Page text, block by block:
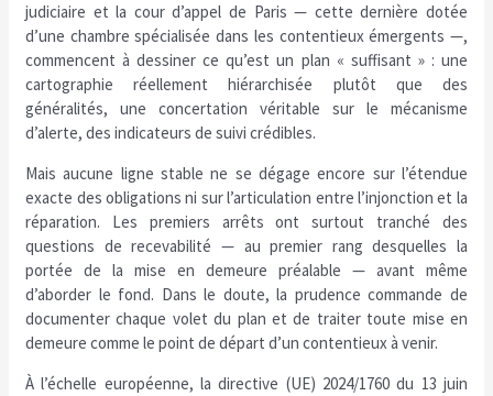
judiciaire et la cour d’appel de Paris — cette dernière dotée
d’une chambre spécialisée dans les contentieux émergents —,
commencent à dessiner ce qu’est un plan « suffisant » : une
cartographie réellement hiérarchisée plutôt que des
généralités, une concertation véritable sur le mécanisme
d’alerte, des indicateurs de suivi crédibles.
Mais aucune ligne stable ne se dégage encore sur l’étendue
exacte des obligations ni sur l’articulation entre l’injonction et la
réparation. Les premiers arrêts ont surtout tranché des
questions de recevabilité — au premier rang desquelles la
portée de la mise en demeure préalable — avant même
d’aborder le fond. Dans le doute, la prudence commande de
documenter chaque volet du plan et de traiter toute mise en
demeure comme le point de départ d’un contentieux à venir.
À l’échelle européenne, la directive (UE) 2024/1760 du 13 juin